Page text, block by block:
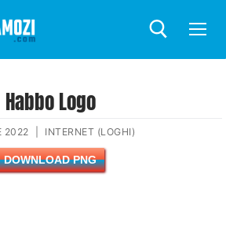
Habbo Logo
2022 INTERNET (LOGHI)
DOWNLOAD PNG